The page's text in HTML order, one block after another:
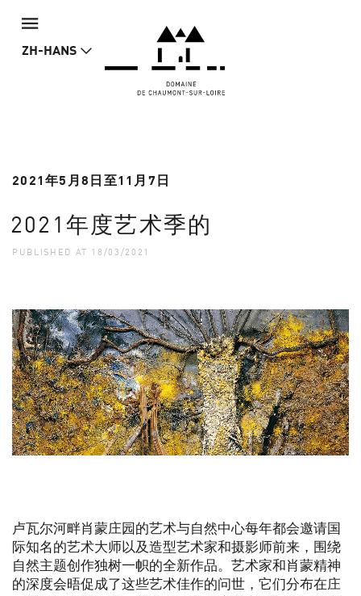
ZH-HANS
2021年5月8日至11月7日
2021年度艺术季的
PUBLISHED AT 18/03/2021
卢瓦尔河畔肖蒙庄园的艺术与自然中心每年都会邀请国
际知名的艺术大师以及造型艺术家和摄影师前来，围绕
自然主题创作独树一帜的全新作品。艺术家和肖蒙精神
的深度会晤促成了这些艺术佳作的问世，它们分布在庄